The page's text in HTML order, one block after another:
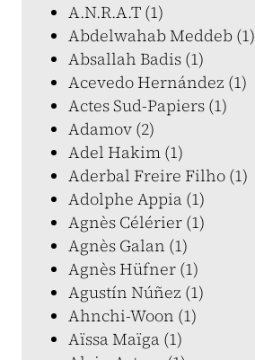
A.N.R.A.T (1)
Abdelwahab Meddeb (1)
Absallah Badis (1)
Acevedo Hernández (1)
Actes Sud-Papiers (1)
Adamov (2)
Adel Hakim (1)
Aderbal Freire Filho (1)
Adolphe Appia (1)
Agnès Célérier (1)
Agnès Galan (1)
Agnès Hüfner (1)
Agustín Núñez (1)
Ahnchi-Woon (1)
Aïssa Maïga (1)